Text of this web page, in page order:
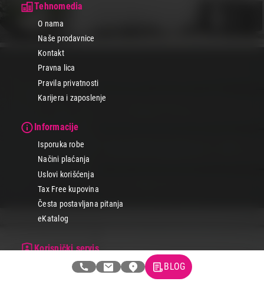
Tehnomedia
O nama
Naše prodavnice
Kontakt
Pravna lica
Pravila privatnosti
Karijera i zaposlenje
Informacije
Isporuka robe
Načini plaćanja
Uslovi korišćenja
Tax Free kupovina
Česta postavljana pitanja
eKatalog
Korisnički servis
Svi brendovi
BLOG